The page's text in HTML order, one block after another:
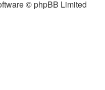
© phpBB Limited